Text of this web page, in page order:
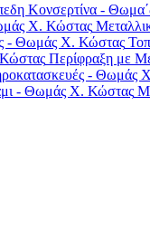
Περίφραξη με